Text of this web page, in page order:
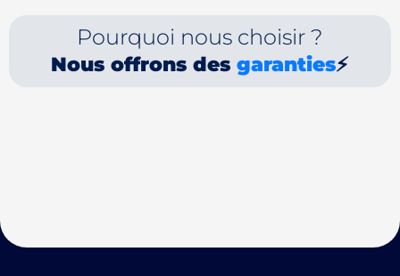
Pourquoi nous choisir ?
Nous offrons desgaranties⚡